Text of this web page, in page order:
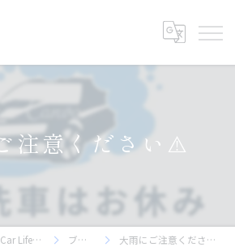
注意ください⚠️
福岡の出張洗車ならCar Lifehack ブログ 大雨にご注意ください⚠️